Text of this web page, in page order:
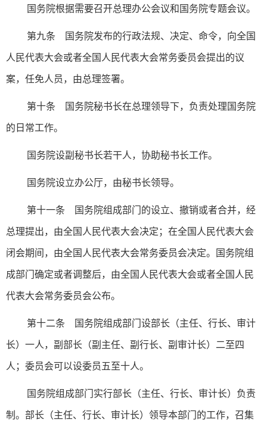
国务院根据需要召开总理办公会议和国务院专题会议。
第九条 国务院发布的行政法规、决定、命令，向全国
人民代表大会或者全国人民代表大会常务委员会提出的议
案，任免人员，由总理签署。
第十条 国务院秘书长在总理领导下，负责处理国务院
的日常工作。
国务院设副秘书长若干人，协助秘书长工作。
国务院设立办公厅，由秘书长领导。
第十一条 国务院组成部门的设立、撤销或者合并，经
总理提出，由全国人民代表大会决定；在全国人民代表大会
闭会期间，由全国人民代表大会常务委员会决定。国务院组
成部门确定或者调整后，由全国人民代表大会或者全国人民
代表大会常务委员会公布。
第十二条 国务院组成部门设部长（主任、行长、审计
长）一人，副部长（副主任、副行长、副审计长）二至四
人；委员会可以设委员五至十人。
国务院组成部门实行部长（主任、行长、审计长）负责
制。部长（主任、行长、审计长）领导本部门的工作，召集